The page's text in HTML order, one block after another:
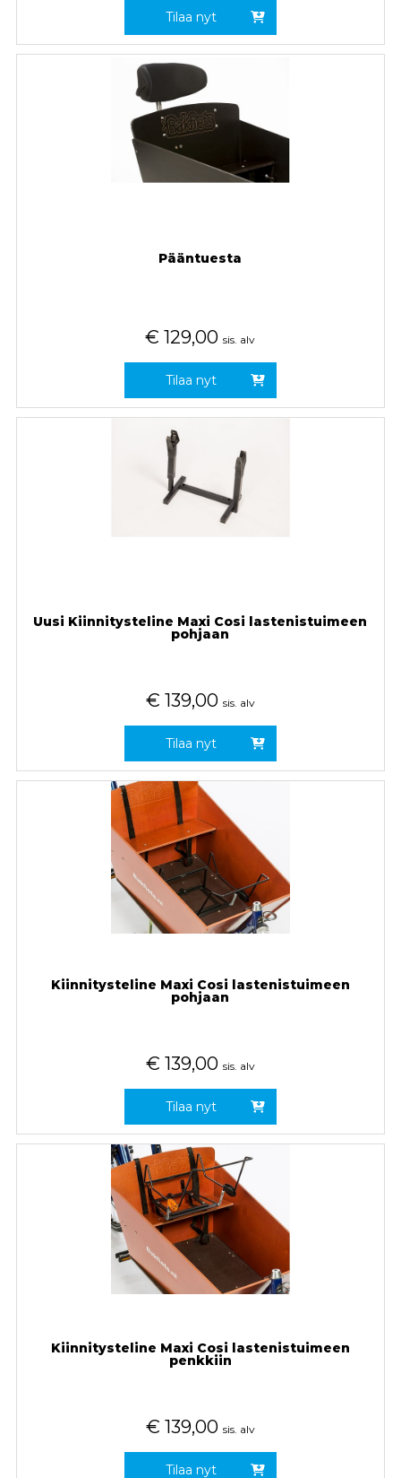
Tilaa nyt
Pääntuesta
€ 129,00 sis. alv
Tilaa nyt
Uusi Kiinnitysteline Maxi Cosi lastenistuimeen
pohjaan
€ 139,00 sis. alv
Tilaa nyt
Kiinnitysteline Maxi Cosi lastenistuimeen
pohjaan
€ 139,00 sis. alv
Tilaa nyt
Kiinnitysteline Maxi Cosi lastenistuimeen
penkkiin
€ 139,00 sis. alv
Tilaa nyt